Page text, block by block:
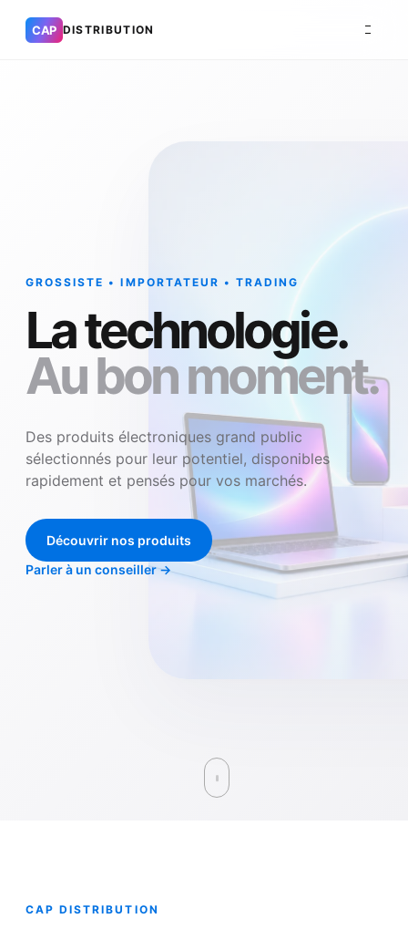
CAP DISTRIBUTION
GROSSISTE • IMPORTATEUR • TRADING
La technologie.
Au bon moment.
Des produits électroniques grand public
sélectionnés pour leur potentiel, disponibles
rapidement et pensés pour vos marchés.
Découvrir nos produits
Parler à un conseiller→
CAP DISTRIBUTION